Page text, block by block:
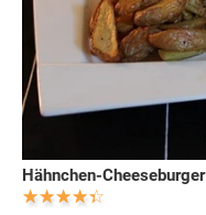
Hähnchen-Cheeseburger